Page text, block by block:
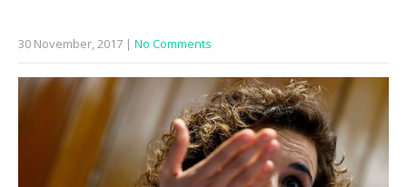
30 November, 2017 | No Comments